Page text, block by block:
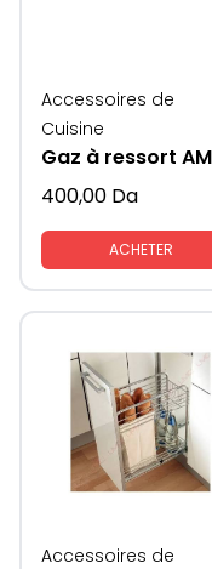
Accessoires de
Cuisine
400,00 Da
ACHETER
Accessoires de